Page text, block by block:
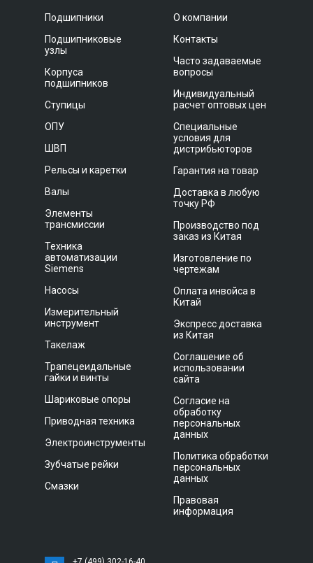
Подшипники
Подшипниковые
узлы
Корпуса
подшипников
Ступицы
ОПУ
ШВП
Рельсы и каретки
Валы
Элементы
трансмиссии
Техника
автоматизации
Siemens
Насосы
Измерительный
инструмент
Такелаж
Трапецеидальные
гайки и винты
Шариковые опоры
Приводная техника
Электроинструменты
Зубчатые рейки
Смазки
О компании
Контакты
Часто задаваемые
вопросы
Индивидуальный
расчет оптовых цен
Специальные
условия для
дистрибьюторов
Гарантия на товар
Доставка в любую
точку РФ
Производство под
заказ из Китая
Изготовление по
чертежам
Оплата инвойса в
Китай
Экспресс доставка
из Китая
Соглашение об
использовании
сайта
Согласие на
обработку
персональных
данных
Политика обработки
персональных
данных
Правовая
информация